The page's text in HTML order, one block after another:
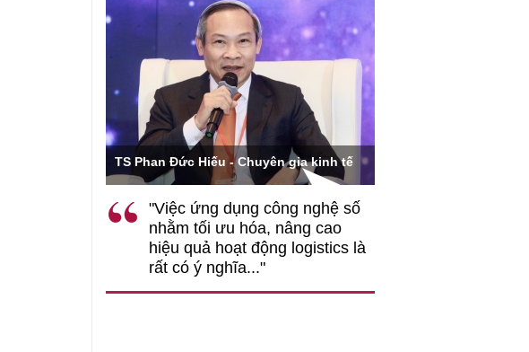
ý
còn
TS Phan Đức Hiếu - Chuyên gia kinh tế
"Việc ứng dụng công nghệ số
nhằm tối ưu hóa, nâng cao
hiệu quả hoạt động logistics là
rất có ý nghĩa..."
Ông Hoàng Quang Phòng - Phó
VCCI
""Theo tôi, cần sự thay
nghiệp cần coi quan hệ
triển..."